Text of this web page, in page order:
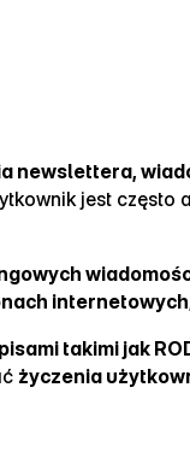
newslettera,
jest
internetowych
takimi jak
życzenia